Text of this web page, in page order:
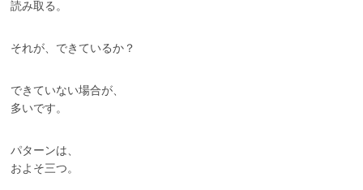
読み取る。
それが、できているか？
できていない場合が、
多いです。
パターンは、
およそ三つ。